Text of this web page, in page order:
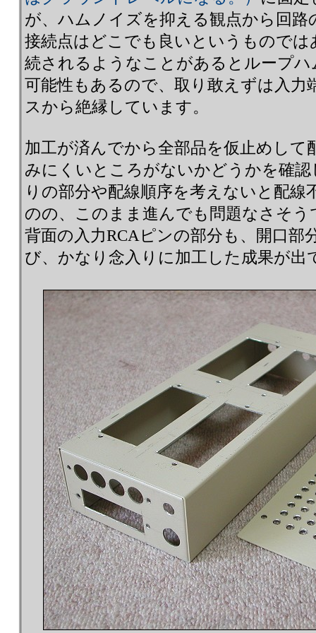
が、ハムノイズを抑える観点から回
接続点はどこでも良いというもので
続されるようなことがあるとループ
可能性もあるので、取り敢えずは入力
スから絶縁しています。
加工が済んでから全部品を仮止めして
みにくいところがないかどうかを確
りの部分や配線順序を考えないと配
のの、このまま進んでも問題なさそ
背面の入力RCAピンの部分も、開口部
び、かなり念入りに加工した成果が出